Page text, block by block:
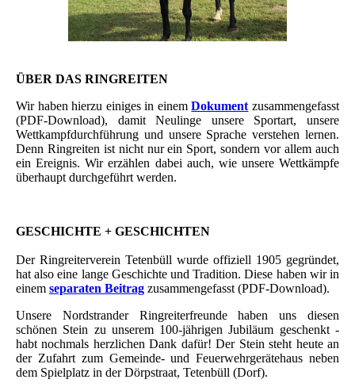
ÜBER DAS RINGREITEN
Wir haben hierzu einiges in einemDokument zusammengefasst
(PDF-Download), damit Neulinge unsere Sportart, unsere
Wettkampfdurchführung und unsere Sprache verstehen lernen.
Denn Ringreiten ist nicht nur ein Sport, sondern vor allem auch
ein Ereignis. Wir erzählen dabei auch, wie unsere Wettkämpfe
überhaupt durchgeführt werden.
GESCHICHTE + GESCHICHTEN
Der Ringreiterverein Tetenbüll wurde offiziell 1905 gegründet,
hat also eine lange Geschichte und Tradition. Diese haben wir in
einem separaten Beitrag zusammengefasst (PDF-Download).
Unsere Nordstrander Ringreiterfreunde haben uns diesen
schönen Stein zu unserem 100-jährigen Jubiläum geschenkt -
habt nochmals herzlichen Dank dafür! Der Stein steht heute an
der Zufahrt zum Gemeinde- und Feuerwehrgerätehaus neben
dem Spielplatz in der Dörpstraat, Tetenbüll (Dorf).